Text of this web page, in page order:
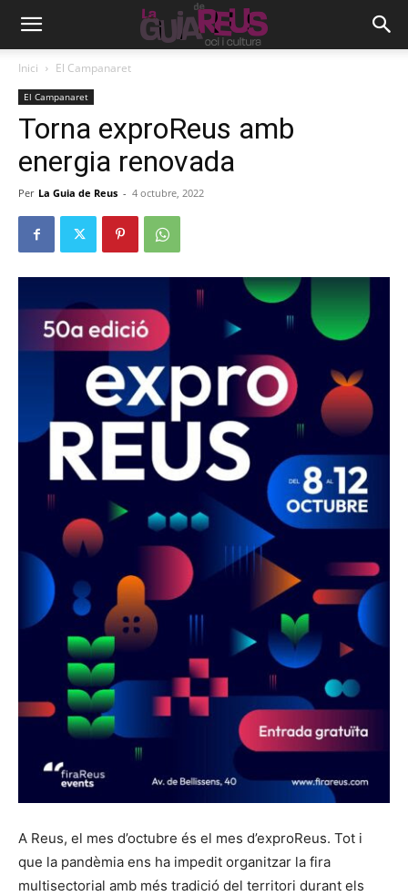
Inici El Campanaret
El Campanaret
Torna exproReus amb
energia renovada
Per La Guia de Reus - 4 octubre, 2022
A Reus, el mes d’octubre és el mes d’exproReus. Tot i
que la pandèmia ens ha impedit organitzar la fira
multisectorial amb més tradició del territori durant els